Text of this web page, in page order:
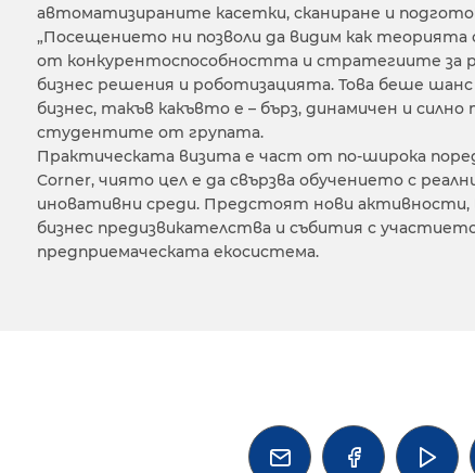
автоматизираните касетки, сканиране и
„Посещението ни позволи да видим как
от конкурентоспособността и стратегиите за
бизнес решения и роботизацията. Това беше
бизнес, такъв какъвто е – бърз, динамичен и
студентите от групата.
Практическата визита е част от по-широка
Corner, чиято цел е да свързва обучението с
иновативни среди. Предстоят нови активности,
бизнес предизвикателства и събития с
предприемаческата екосистема.
  